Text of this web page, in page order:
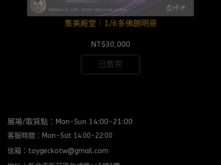
集美殿堂｜1/6多佛朗明哥
NT$30,000
已售完
展場/取貨點：Mon-Sun 14:00-21:00
客服時間：Mon-Sat 14:00-22:00
信箱：toygeckotw@gmail.com